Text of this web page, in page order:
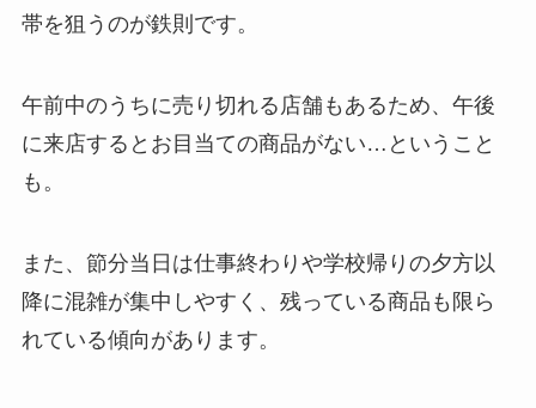
帯を狙うのが鉄則です。
午前中のうちに売り切れる店舗もあるため、午後
に来店するとお目当ての商品がない…ということ
も。
また、節分当日は仕事終わりや学校帰りの夕方以
降に混雑が集中しやすく、残っている商品も限ら
れている傾向があります。